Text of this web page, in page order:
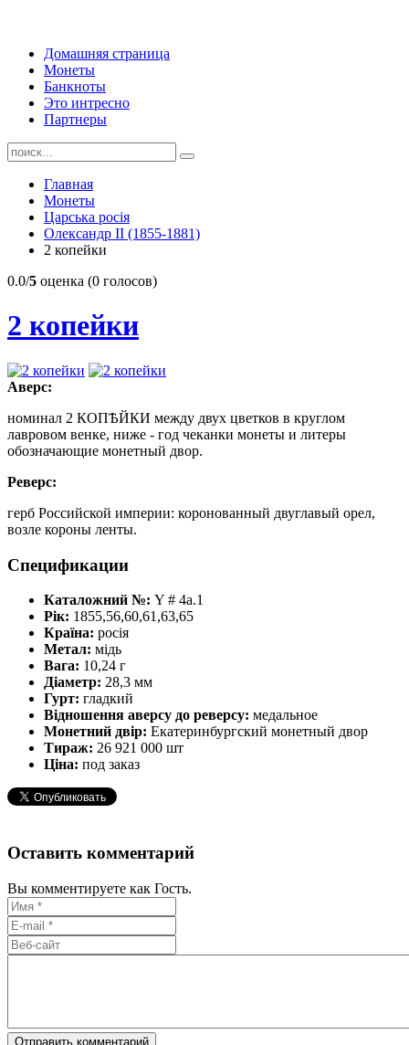
Домашняя страница
Монеты
Банкноты
Это интресно
Партнеры
Главная
Монеты
Царська росія
Олександр II (1855-1881)
2 копейки
0.0/5 оценка (0 голосов)
2 копейки
Аверс:
номинал 2 КОПѢЙКИ между двух цветков в круглом
лавровом венке, ниже - год чеканки монеты и литеры
обозначающие монетный двор.
Реверс:
герб Российской империи: коронованный двуглавый орел,
возле короны ленты.
Спецификации
Каталожний №: Y # 4a.1
Рік: 1855,56,60,61,63,65
Країна: росія
Метал: мідь
Вага: 10,24 г
Діаметр: 28,3 мм
Гурт: гладкий
Відношення аверсу до реверсу: медальное
Монетний двір: Екатеринбургский монетный двор
Тираж: 26 921 000 шт
Ціна: под заказ
Оставить комментарий
Вы комментируете как Гость.